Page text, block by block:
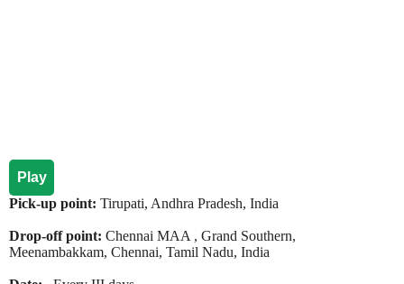
Play
Pick-up point: Tirupati, Andhra Pradesh, India
Drop-off point: Chennai MAA , Grand Southern,
Meenambakkam, Chennai, Tamil Nadu, India